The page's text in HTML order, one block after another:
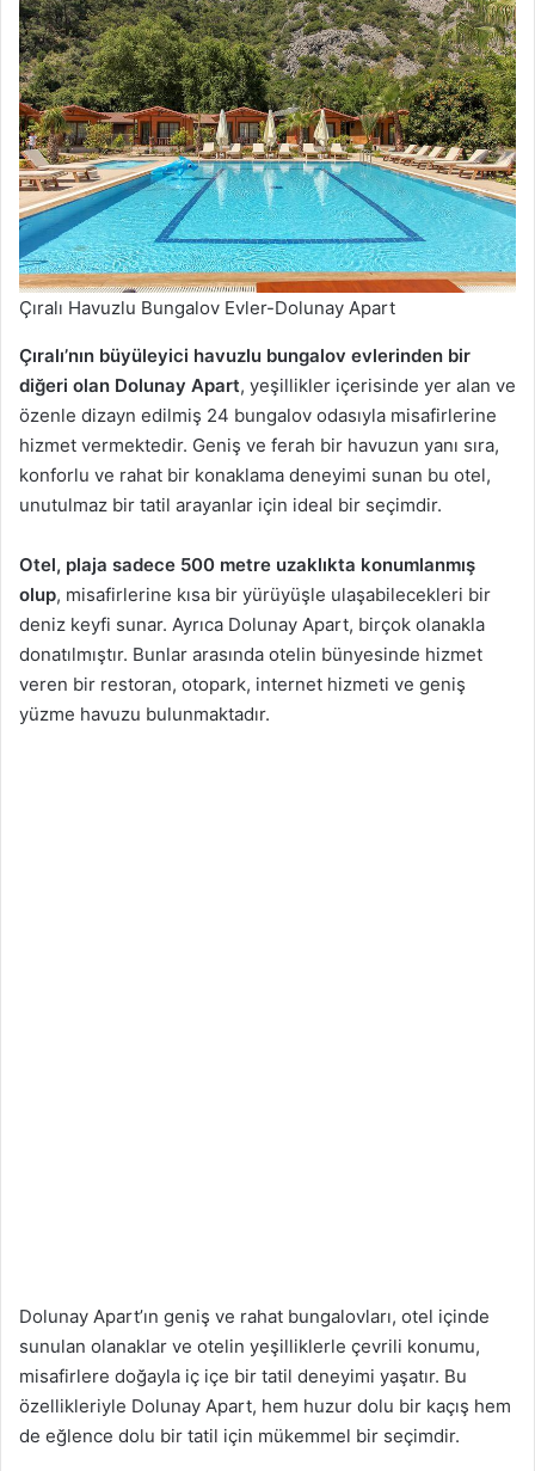
Çıralı Havuzlu Bungalov Evler-Dolunay Apart
Çıralı’nın büyüleyici havuzlu bungalov evlerinden bir
diğeri olan Dolunay Apart, yeşillikler içerisinde yer alan ve
özenle dizayn edilmiş 24 bungalov odasıyla misafirlerine
hizmet vermektedir. Geniş ve ferah bir havuzun yanı sıra,
konforlu ve rahat bir konaklama deneyimi sunan bu otel,
unutulmaz bir tatil arayanlar için ideal bir seçimdir.
Otel, plaja sadece 500 metre uzaklıkta konumlanmış
olup, misafirlerine kısa bir yürüyüşle ulaşabilecekleri bir
deniz keyfi sunar. Ayrıca Dolunay Apart, birçok olanakla
donatılmıştır. Bunlar arasında otelin bünyesinde hizmet
veren bir restoran, otopark, internet hizmeti ve geniş
yüzme havuzu bulunmaktadır.
Dolunay Apart’ın geniş ve rahat bungalovları, otel içinde
sunulan olanaklar ve otelin yeşilliklerle çevrili konumu,
misafirlere doğayla iç içe bir tatil deneyimi yaşatır. Bu
özellikleriyle Dolunay Apart, hem huzur dolu bir kaçış hem
de eğlence dolu bir tatil için mükemmel bir seçimdir.